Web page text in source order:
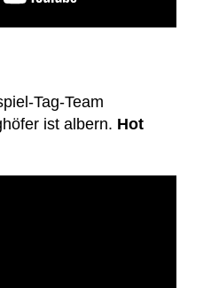
Tag-Team
ist albern. Hot